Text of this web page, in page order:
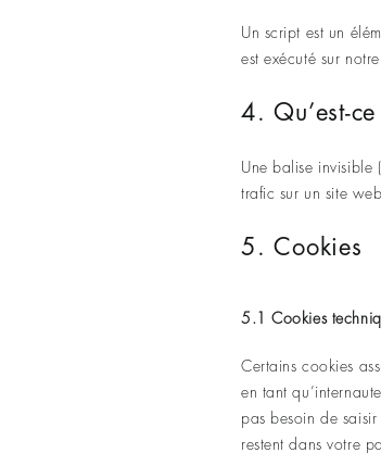
Un script est un
est exécuté sur
4. Qu’est-
Une balise invisible
trafic sur un site
5. Cookies
5.1 Cookies
Certains cookies
en tant
pas besoin de
restent dans votre